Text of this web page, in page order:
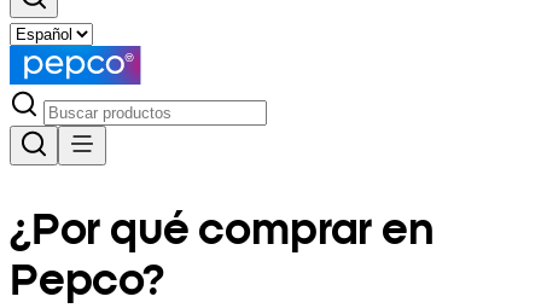
¿Por qué comprar en
Pepco?